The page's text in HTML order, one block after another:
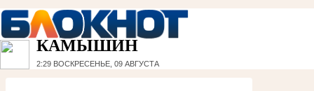
КАМЫШИН
2:29 ВОСКРЕСЕНЬЕ, 09 АВГУСТА